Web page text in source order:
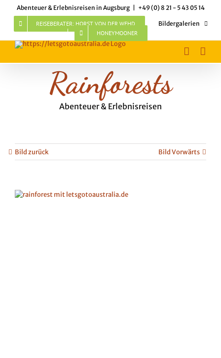
content
Abenteuer & Erlebnisreisen in Augsburg +49 (0) 8 21 - 5 43 05 14
REISEBERATER: HORST VON DER WEHD
Bildergalerien
HONEYMOONER
Rainforests
Abenteuer & Erlebnisreisen
Bild zurück Bild Vorwärts
View